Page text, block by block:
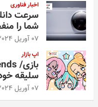
اخبار فناوری
سرعت
شما را
07 آوریل 2024
اپ بازار
سلیقه
07 آوریل 2024